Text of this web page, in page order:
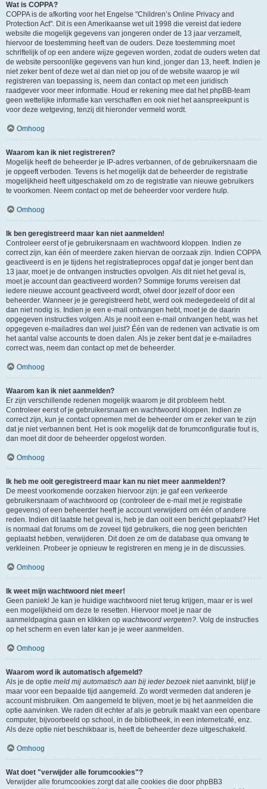
Wat is COPPA?
COPPA is de afkorting voor het Engelse "Children’s Online Privacy and
Protection Act". Dit is een Amerikaanse wet uit 1998 die vereist dat iedere
website die mogelijk gegevens van jongeren onder de 13 jaar verzamelt,
hiervoor de toestemming heeft van de ouders. Deze toestemming moet
schriftelijk of op een andere wijze gegeven worden, zodat de ouders weten dat
de website persoonlijke gegevens van hun kind, jonger dan 13, heeft. Indien je
niet zeker bent of deze wet al dan niet op jou of de website waarop je wil
registreren van toepassing is, neem dan contact op met een juridisch
raadgever voor meer informatie. Houd er rekening mee dat het phpBB-team
geen wettelijke informatie kan verschaffen en ook niet het aanspreekpunt is
voor deze wetgeving, tenzij dit hieronder vermeld wordt.
Omhoog
Waarom kan ik niet registreren?
Mogelijk heeft de beheerder je IP-adres verbannen, of de gebruikersnaam die
je opgeeft verboden. Tevens is het mogelijk dat de beheerder de registratie
mogelijkheid heeft uitgeschakeld om zo de registratie van nieuwe gebruikers
te voorkomen. Neem contact op met de beheerder voor verdere hulp.
Omhoog
Ik ben geregistreerd maar kan niet aanmelden!
Controleer eerst of je gebruikersnaam en wachtwoord kloppen. Indien ze
correct zijn, kan één of meerdere zaken hiervan de oorzaak zijn. Indien COPPA
geactiveerd is en je tijdens het registratieproces opgaf dat je jonger bent dan
13 jaar, moet je de ontvangen instructies opvolgen. Als dit niet het geval is,
moet je account dan geactiveerd worden? Sommige forums vereisen dat
iedere nieuwe account geactiveerd wordt, ofwel door jezelf of door een
beheerder. Wanneer je je geregistreerd hebt, werd ook medegedeeld of dit al
dan niet nodig is. Indien je een e-mail ontvangen hebt, moet je de daarin
opgegeven instructies volgen. Als je nooit een e-mail ontvangen hebt, was het
opgegeven e-mailadres dan wel juist? Één van de redenen van activatie is om
het aantal valse accounts te doen dalen. Als je zeker bent dat je e-mailadres
correct was, neem dan contact op met de beheerder.
Omhoog
Waarom kan ik niet aanmelden?
Er zijn verschillende redenen mogelijk waarom je dit probleem hebt.
Controleer eerst of je gebruikersnaam en wachtwoord kloppen. Indien ze
correct zijn, kun je contact opnemen met de beheerder om er zeker van te zijn
dat je niet verbannen bent. Het is ook mogelijk dat de forumconfiguratie fout is,
dan moet dit door de beheerder opgelost worden.
Omhoog
Ik heb me ooit geregistreerd maar kan nu niet meer aanmelden!?
De meest voorkomende oorzaken hiervoor zijn: je gaf een verkeerde
gebruikersnaam of wachtwoord op (controleer de e-mail met je registratie
gegevens) of een beheerder heeft je account verwijderd om één of andere
reden. Indien dit laatste het geval is, heb je dan ooit een bericht geplaatst? Het
is normaal dat forums om de zoveel tijd gebruikers, die nog geen berichten
geplaatst hebben, verwijderen. Dit doen ze om de database qua omvang te
verkleinen. Probeer je opnieuw te registreren en meng je in de discussies.
Omhoog
Ik weet mijn wachtwoord niet meer!
Geen paniek! Je kan je huidige wachtwoord niet terug krijgen, maar er is wel
een mogelijkheid om deze te resetten. Hiervoor moet je naar de
aanmeldpagina gaan en klikken op wachtwoord vergeten?. Volg de instructies
op het scherm en even later kan je je weer aanmelden.
Omhoog
Waarom word ik automatisch afgemeld?
Als je de optie meld mij automatisch aan bij ieder bezoekniet aanvinkt, blijf je
maar voor een bepaalde tijd aangemeld. Zo wordt vermeden dat anderen je
account misbruiken. Om aangemeld te blijven, moet je bij het aanmelden die
optie aanvinken. We raden dit echter af als je gebruik maakt van een openbare
computer, bijvoorbeeld op school, in de bibliotheek, in een internetcafé, enz.
Als deze optie niet beschikbaar is, heeft de beheerder deze uitgeschakeld.
Omhoog
Wat doet "verwijder alle forumcookies"?
Verwijder alle forumcookies zorgt dat alle cookies die door phpBB3